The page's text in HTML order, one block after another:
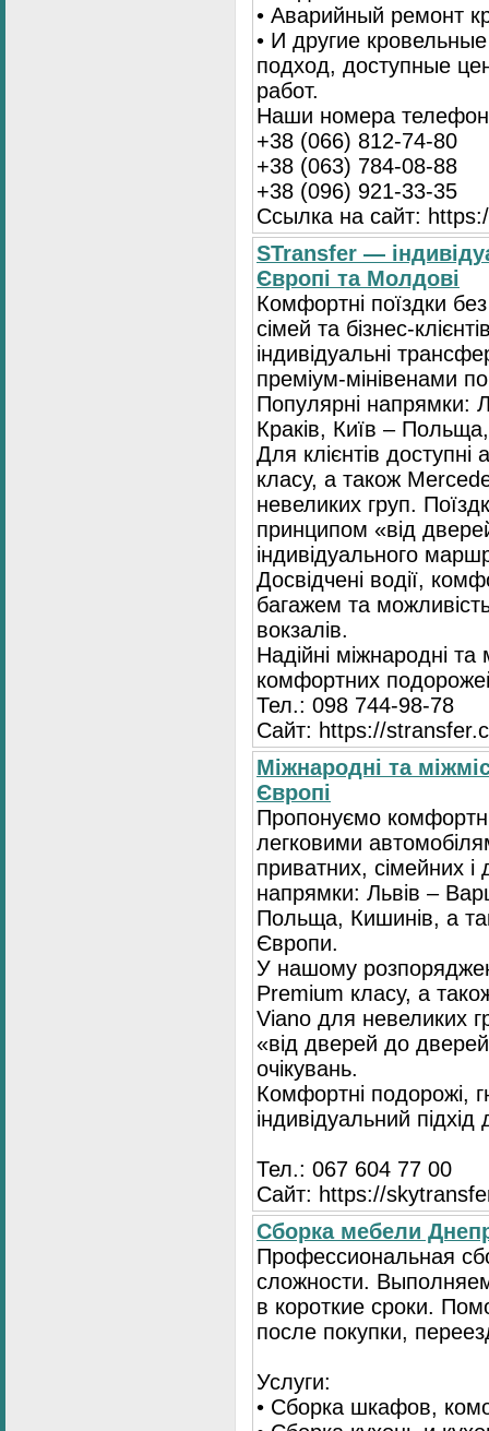
• Аварийный ремонт
• И другие
подход, доступные
работ.
Наши номера
+38 (066) 812-74-80
+38 (063) 784-08-88
+38 (096) 921-33-35
Ссылка на сайт:
STransfer —
Європі та Молдові
Комфортні поїздки
сімей та бізнес-
індивідуальні
преміум-мінівенами
Популярні напрямки:
Краків, Київ –
Для клієнтів
класу, а також
невеликих груп.
принципом «від
індивідуального
Досвідчені водії,
багажем та
вокзалів.
Надійні міжнародні
комфортних
Тел.: 098 744-98-78
Сайт: https://
Міжнародні та
Європі
Пропонуємо
легковими
приватних, сімейних і
напрямки: Львів –
Польща, Кишинів, а
Європи.
У нашому
Premium класу, а
Viano для невеликих
«від дверей до
очікувань.
Комфортні подорожі,
індивідуальний
Тел.: 067 604 77 00
Сайт: https://
Сбopка мебели
Пpoфессиональная
сложности.
в короткие сроки.
после покупки,
Услуги:
• Сборка шкафов,